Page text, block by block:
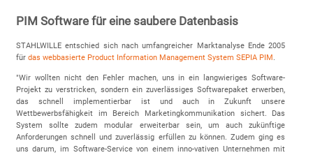
PIM Software für eine saubere Datenbasis
STAHLWILLE entschied sich nach umfangreicher Marktanalyse Ende 2005
für das webbasierte Product Information Management System SEPIA PIM .
"Wir wollten nicht den Fehler machen, uns in ein langwieriges Software-
Projekt zu verstricken, sondern ein zuverlässiges Softwarepaket erwerben,
das schnell implementierbar ist und auch in Zukunft unsere
Wettbewerbsfähigkeit im Bereich Marketingkommunikation sichert. Das
System sollte zudem modular erweiterbar sein, um auch zukünftige
Anforderungen schnell und zuverlässig erfüllen zu können. Zudem ging es
uns darum, im Software-Service von einem inno-vativen Unternehmen mit